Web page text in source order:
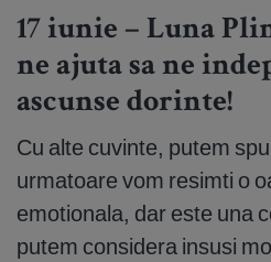
17 iunie – Luna
ne ajuta sa ne
ascunse dorinte!
Cu alte cuvinte, putem
urmatoare vom resimti o
emotionala, dar este una
putem considera insusi